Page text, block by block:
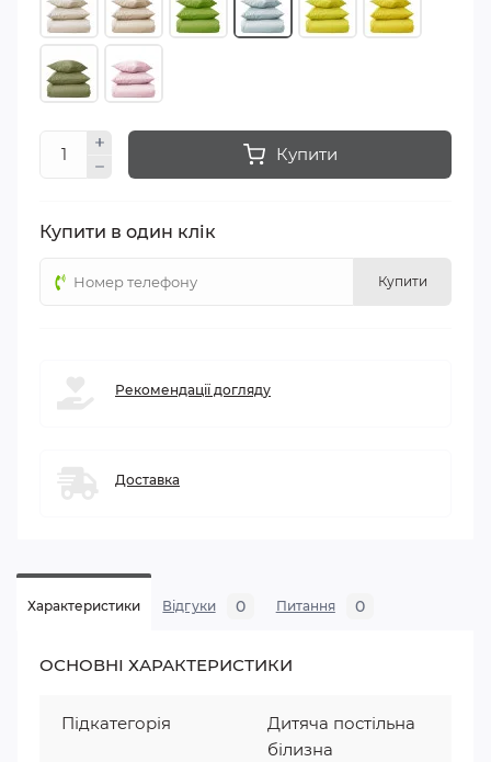
Купити
Купити в один клік
Купити
Рекомендації догляду
Доставка
Характеристики Відгуки 0 Питання 0
ОСНОВНІ ХАРАКТЕРИСТИКИ
Підкатегорія
Дитяча постільна
білизна